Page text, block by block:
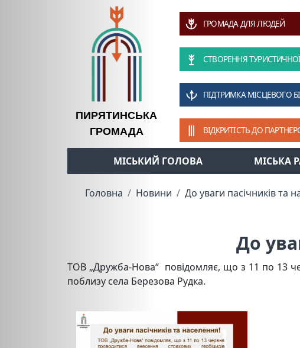
ПИРЯТИНСЬКА
ГРОМАДА
ГРОМАДА ДЛЯ ЛЮДЕЙ
СТВОРЕННЯ
ПІДТРИМКА МІСЦЕВОГО
ВІДКРИТІСТЬ ДО
МІСЬКИЙ ГОЛОВА МІСЬКА
Головна Новини До уваги пасічників та
До
ТОВ „Дружба-Нова“ повідомляє, що з 11 по 13
поблизу села Березова Рудка.